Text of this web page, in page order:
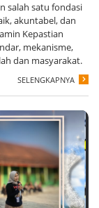
salah satu fondasi
akuntabel, dan
Kepastian
mekanisme,
dan masyarakat.
SELENGKAPNYA